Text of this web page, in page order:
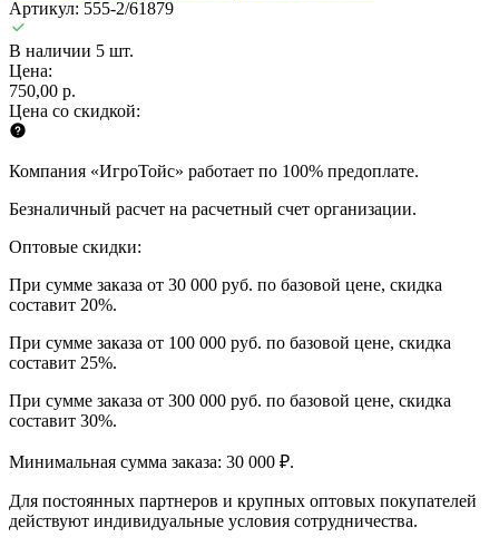
Артикул: 555-2/61879
В наличии 5 шт.
Цена:
750,00 р.
Цена со скидкой:
Компания «ИгроТойс» работает по 100% предоплате.
Безналичный расчет на расчетный счет организации.
Оптовые скидки:
При сумме заказа от 30 000 руб. по базовой цене, скидка
составит 20%.
При сумме заказа от 100 000 руб. по базовой цене, скидка
составит 25%.
При сумме заказа от 300 000 руб. по базовой цене, скидка
составит 30%.
Минимальная сумма заказа: 30 000 ₽.
Для постоянных партнеров и крупных оптовых покупателей
действуют индивидуальные условия сотрудничества.